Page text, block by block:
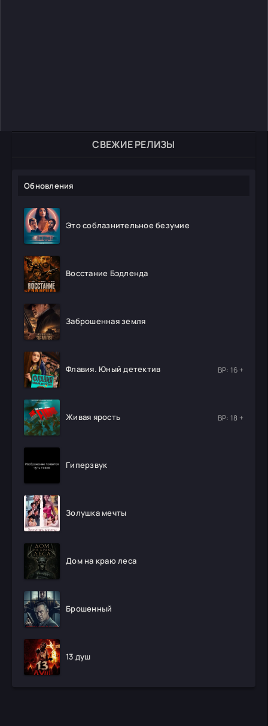
СВЕЖИЕ РЕЛИЗЫ
Обновления
Это соблазнительное безумие
Восстание Бэдленда
Заброшенная земля
Флавия. Юный детектив ВР: 16 +
Живая ярость ВР: 18 +
Гиперзвук
Золушка мечты
Дом на краю леса
Брошенный
13 душ